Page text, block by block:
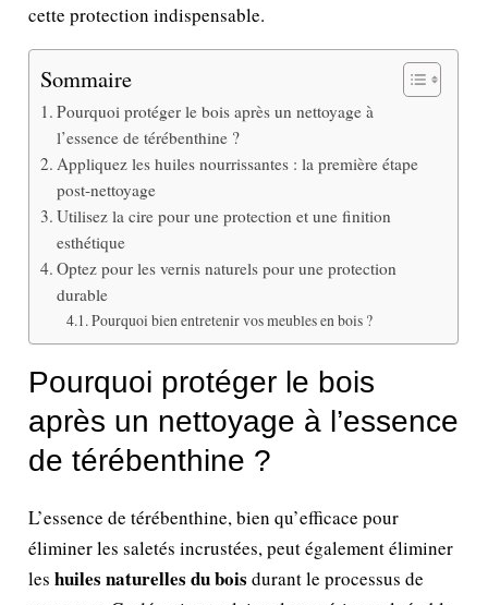
cette protection indispensable.
Sommaire
Pourquoi protéger le bois après un nettoyage à
l’essence de térébenthine ?
Appliquez les huiles nourrissantes : la première étape
post-nettoyage
Utilisez la cire pour une protection et une finition
esthétique
Optez pour les vernis naturels pour une protection
durable
Pourquoi bien entretenir vos meubles en bois ?
Pourquoi protéger le bois
après un nettoyage à l’essence
de térébenthine ?
L’essence de térébenthine, bien qu’efficace pour
éliminer les saletés incrustées, peut également éliminer
leshuiles naturelles du bois durant le processus de